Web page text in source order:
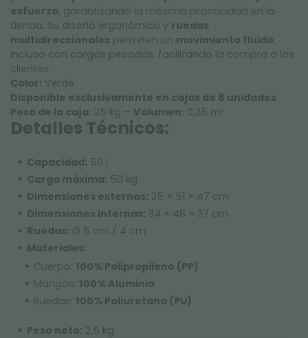
esfuerzo, garantizando la máxima practicidad en la
tienda. Su diseño ergonómico y ruedas
multidireccionales permiten un movimiento fluido,
incluso con cargas pesadas, facilitando la compra a los
clientes.
Color: Verde
Disponible exclusivamente en cajas de 8 unidades
Peso de la caja: 25 kg – Volumen: 0,25 m³
Detalles Técnicos:
Capacidad: 50 L
Carga máxima: 50 kg
Dimensiones externas: 35 × 51 × 47 cm
Dimensiones internas: 34 × 46 × 37 cm
Ruedas: Ø 5 cm / 4 cm
Materiales:
Cuerpo: 100% Polipropileno (PP)
Mangos: 100% Aluminio
Ruedas: 100% Poliuretano (PU)
Peso neto: 2,5 kg